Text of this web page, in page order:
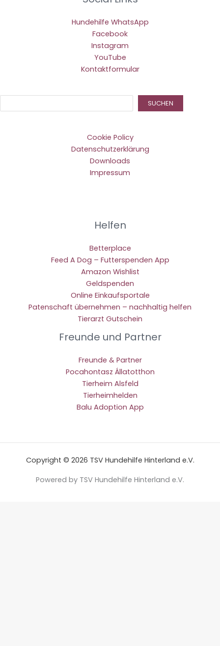
Hundehilfe WhatsApp
Facebook
Instagram
YouTube
Kontaktformular
SUCHEN
Cookie Policy
Datenschutzerklärung
Downloads
Impressum
Helfen
Betterplace
Feed A Dog – Futterspenden App
Amazon Wishlist
Geldspenden
Online Einkaufsportale
Patenschaft übernehmen – nachhaltig helfen
Tierarzt Gutschein
Freunde und Partner
Freunde & Partner
Pocahontasz Állatotthon
Tierheim Alsfeld
Tierheimhelden
Balu Adoption App
Copyright © 2026 TSV Hundehilfe Hinterland e.V.
Powered by TSV Hundehilfe Hinterland e.V.